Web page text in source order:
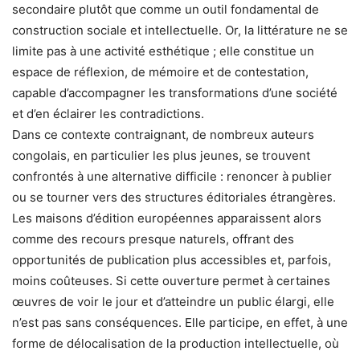
secondaire plutôt que comme un outil fondamental de
construction sociale et intellectuelle. Or, la littérature ne se
limite pas à une activité esthétique ; elle constitue un
espace de réflexion, de mémoire et de contestation,
capable d’accompagner les transformations d’une société
et d’en éclairer les contradictions.
Dans ce contexte contraignant, de nombreux auteurs
congolais, en particulier les plus jeunes, se trouvent
confrontés à une alternative difficile : renoncer à publier
ou se tourner vers des structures éditoriales étrangères.
Les maisons d’édition européennes apparaissent alors
comme des recours presque naturels, offrant des
opportunités de publication plus accessibles et, parfois,
moins coûteuses. Si cette ouverture permet à certaines
œuvres de voir le jour et d’atteindre un public élargi, elle
n’est pas sans conséquences. Elle participe, en effet, à une
forme de délocalisation de la production intellectuelle, où